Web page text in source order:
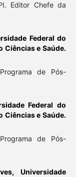
Editor Chefe da
Federal do
Ciências e Saúde.
de Pós-
Federal do
Ciências e Saúde.
de Pós-
Universidade